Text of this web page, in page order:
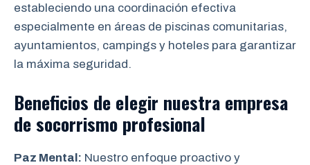
estableciendo una coordinación efectiva
especialmente en áreas de piscinas comunitarias,
ayuntamientos, campings y hoteles para garantizar
la máxima seguridad.
Beneficios de elegir nuestra empresa
de socorrismo profesional
Paz Mental: Nuestro enfoque proactivo y